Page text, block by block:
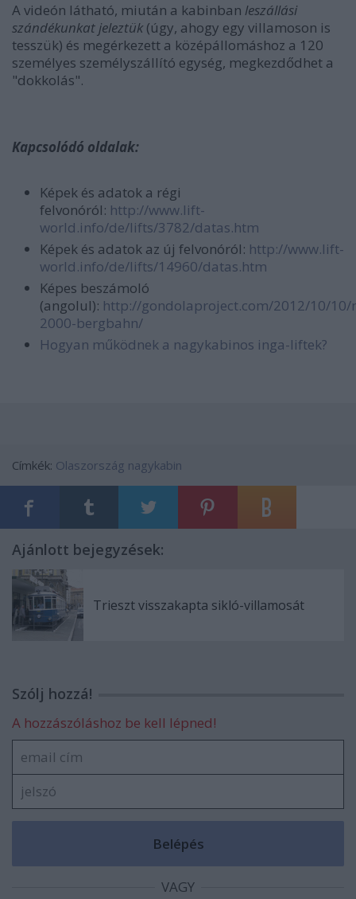
A videón látható, miután a kabinban leszállási
szándékunkat jeleztük (úgy, ahogy egy villamoson is
tesszük) és megérkezett a középállomáshoz a 120
személyes személyszállító egység, megkezdődhet a
"dokkolás".
Kapcsolódó oldalak:
Képek és adatok a régi
felvonóról: http://www.lift-
world.info/de/lifts/3782/datas.htm
Képek és adatok az új felvonóról: http://www.lift-
world.info/de/lifts/14960/datas.htm
Képes beszámoló
(angolul): http://gondolaproject.com/2012/10/10/
2000-bergbahn/
Hogyan működnek a nagykabinos inga-liftek?
Címkék: Olaszország nagykabin
Ajánlott bejegyzések:
Trieszt visszakapta sikló-villamosát
Szólj hozzá!
A hozzászóláshoz be kell lépned!
VAGY